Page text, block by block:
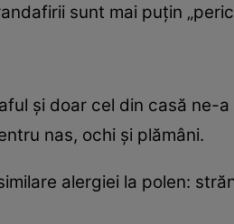
sunt mai puţin
şi doar cel din casă ne-
nas, ochi şi plămâni.
alergiei la polen: